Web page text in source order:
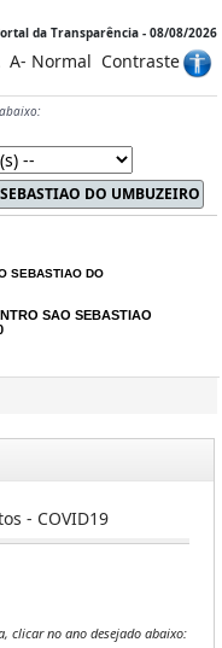
da Transparência - 08/08/2026
A- Normal Contraste
SEBASTIAO DO
SAO SEBASTIAO
- COVID19
clicar no ano desejado abaixo: